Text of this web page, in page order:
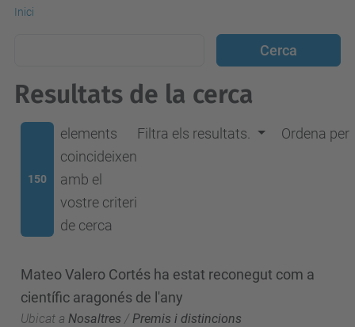
Inici
Resultats de la cerca
150
elements
coincideixen
amb el
vostre criteri
de cerca
Filtra els resultats. Ordena per
Mateo Valero Cortés ha estat reconegut com a
científic aragonés de l'any
Ubicat a Nosaltres / Premis i distincions